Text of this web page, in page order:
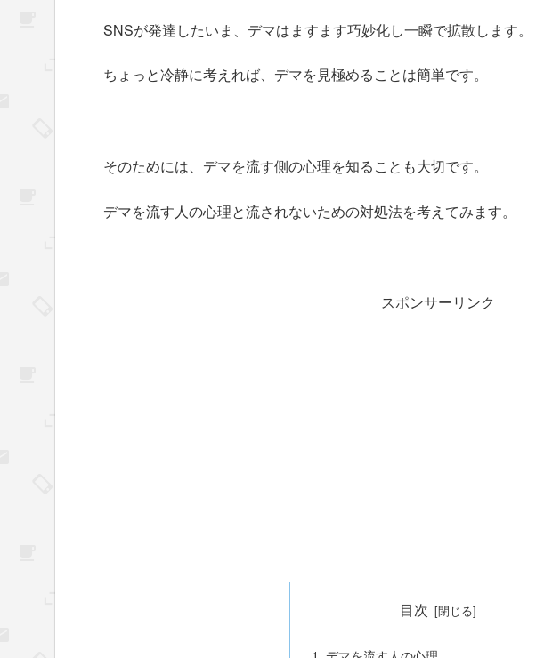
SNSが発達したいま、デマはますます巧妙化し一瞬で拡散します。
ちょっと冷静に考えれば、デマを見極めることは簡単です。
そのためには、デマを流す側の心理を知ることも大切です。
デマを流す人の心理と流されないための対処法を考えてみます。
スポンサーリンク
目次